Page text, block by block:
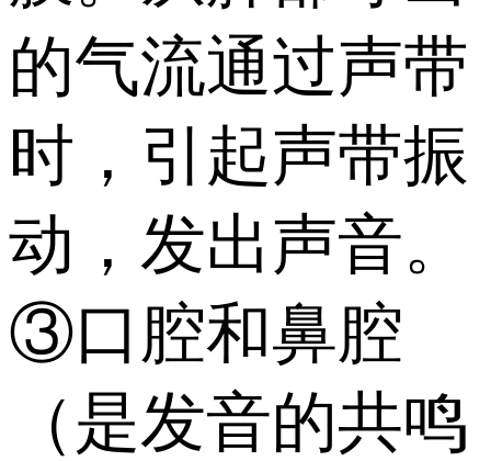
的气流通过声带
时，引起声带振
动，发出声音。
③口腔和鼻腔
（是发音的共鸣